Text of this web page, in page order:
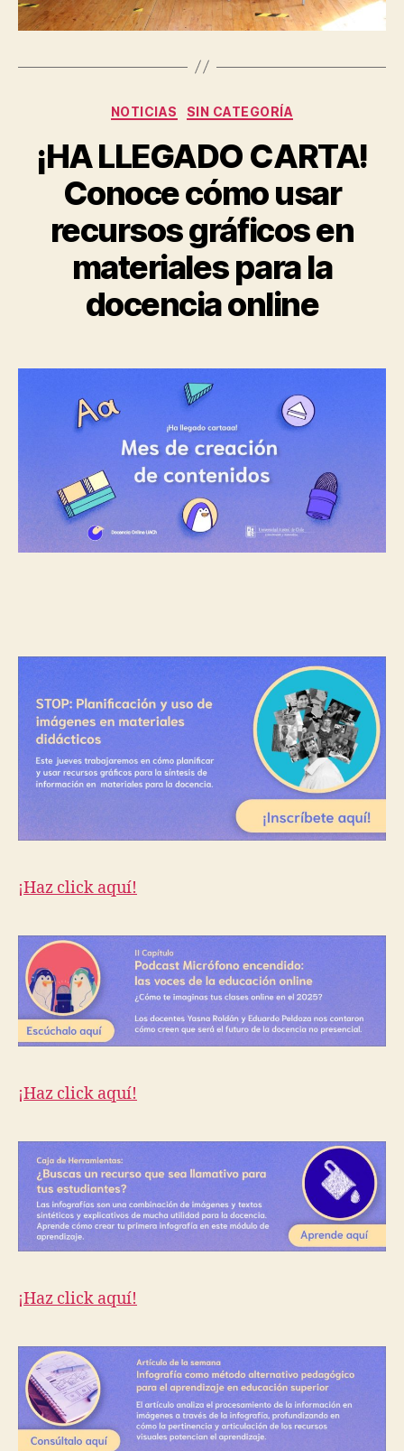
Categorías
NOTICIAS SIN CATEGORÍA
¡HA LLEGADO CARTA!
Conoce cómo usar
recursos gráficos en
materiales para la
docencia online
¡Haz click aquí!
¡Haz click aquí!
¡Haz click aquí!